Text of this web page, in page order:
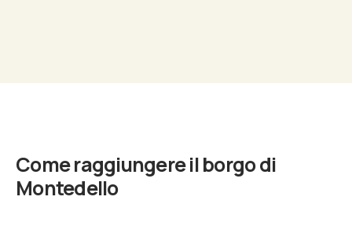
Find Out More
Come raggiungere il borgo di
Montedello